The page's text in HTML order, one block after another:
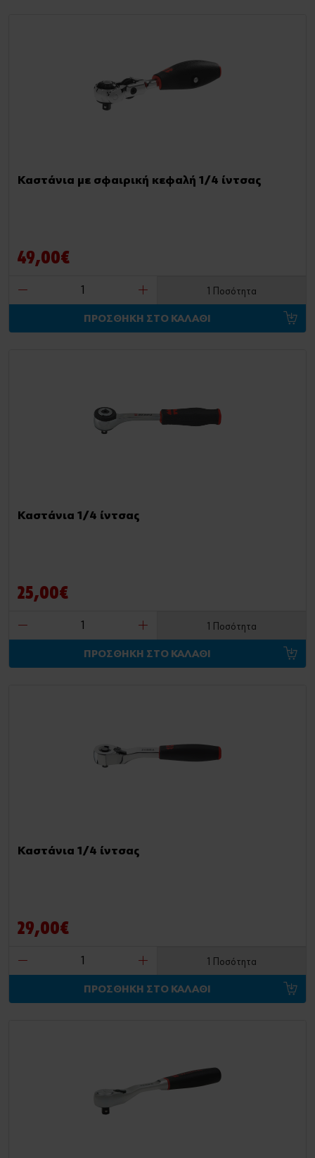
Καστάνια με σφαιρική κεφαλή 1/4 ίντσας
49,00€
1 Ποσότητα
ΠΡΟΣΘΗΚΗ ΣΤΟ ΚΑΛΑΘΙ
Καστάνια 1/4 ίντσας
25,00€
1 Ποσότητα
ΠΡΟΣΘΗΚΗ ΣΤΟ ΚΑΛΑΘΙ
Καστάνια 1/4 ίντσας
29,00€
1 Ποσότητα
ΠΡΟΣΘΗΚΗ ΣΤΟ ΚΑΛΑΘΙ